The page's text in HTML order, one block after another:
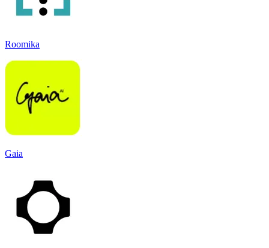
Roomika
Gaia